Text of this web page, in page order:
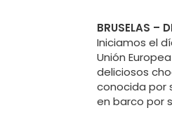
BRUSELAS –
Iniciamos el
Unión
deliciosos
conocida por
en barco por